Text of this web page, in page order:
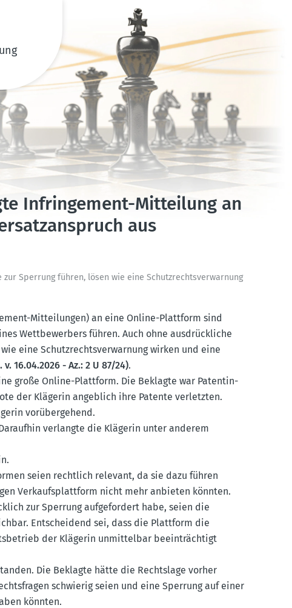
Infrin­gement-Mitteilung an
aus
Sperrung führen, lösen wie eine Schutz­rechts­ver­warnung
Mittei­lungen) an eine Online-Plattform sind
Wettbe­werbers führen. Auch ohne ausdrück­liche
eine Schutz­rechts­ver­warnung wirken und eine
16.04.2026 - Az.: 2 U 87/24).
große Online-Plattform. Die Beklagte war Patent­in­
der Klägerin angeblich ihre Patente verletzten.
vorüber­gehend.
verlangte die Klägerin unter anderem
seien rechtlich relevant, da sie dazu führen
Verkaufs­plattform nicht mehr anbieten könnten.
zur Sperrung aufge­fordert habe, seien die
Entscheidend sei, dass die Plattform die
der Klägerin unmit­telbar beein­trächtigt
Die Beklagte hätte die Rechtslage vorher
schwierig seien und eine Sperrung auf einer
könnten.